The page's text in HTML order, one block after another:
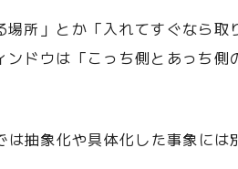
所」とか「入れてすぐなら取
ドウは「こっち側とあっち側
抽象化や具体化した事象には